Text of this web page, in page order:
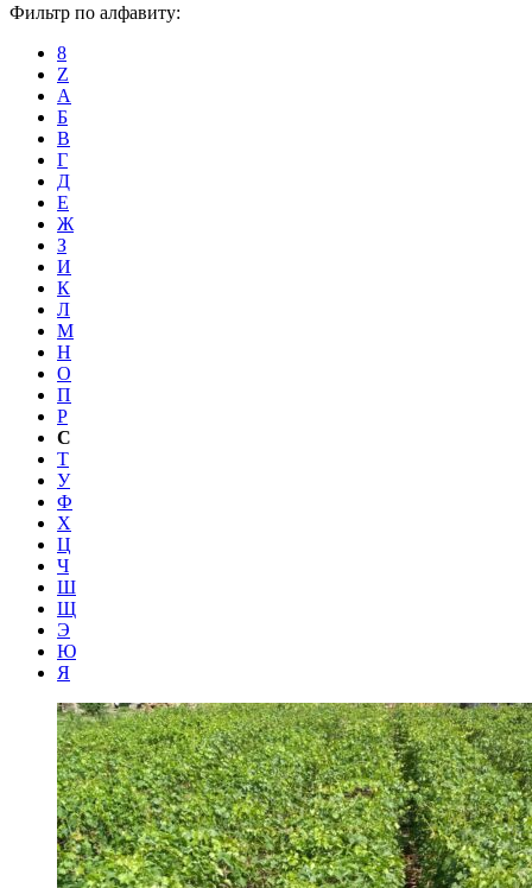
Фильтр по алфавиту:
8
Z
А
Б
В
Г
Д
Е
Ж
З
И
К
Л
М
Н
О
П
Р
С
Т
У
Ф
Х
Ц
Ч
Ш
Щ
Э
Ю
Я